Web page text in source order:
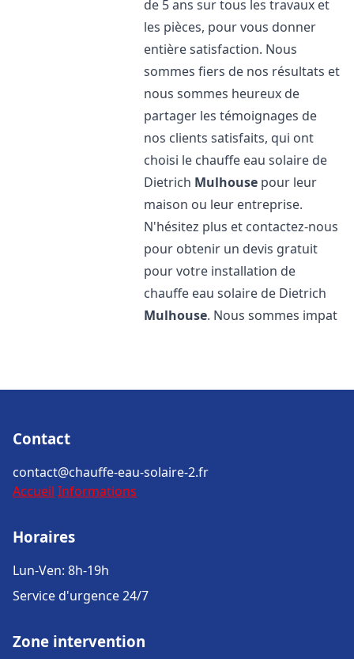
de 5 ans sur tous les travaux et
les pièces, pour vous donner
entière satisfaction. Nous
sommes fiers de nos résultats et
nous sommes heureux de
partager les témoignages de
nos clients satisfaits, qui ont
choisi le chauffe eau solaire de
Dietrich Mulhouse pour leur
maison ou leur entreprise.
N'hésitez plus et contactez-nous
pour obtenir un devis gratuit
pour votre installation de
chauffe eau solaire de Dietrich
Mulhouse. Nous sommes impat
Contact
contact@chauffe-eau-solaire-2.fr
Accueil Informations
Horaires
Lun-Ven: 8h-19h
Service d'urgence 24/7
Zone intervention